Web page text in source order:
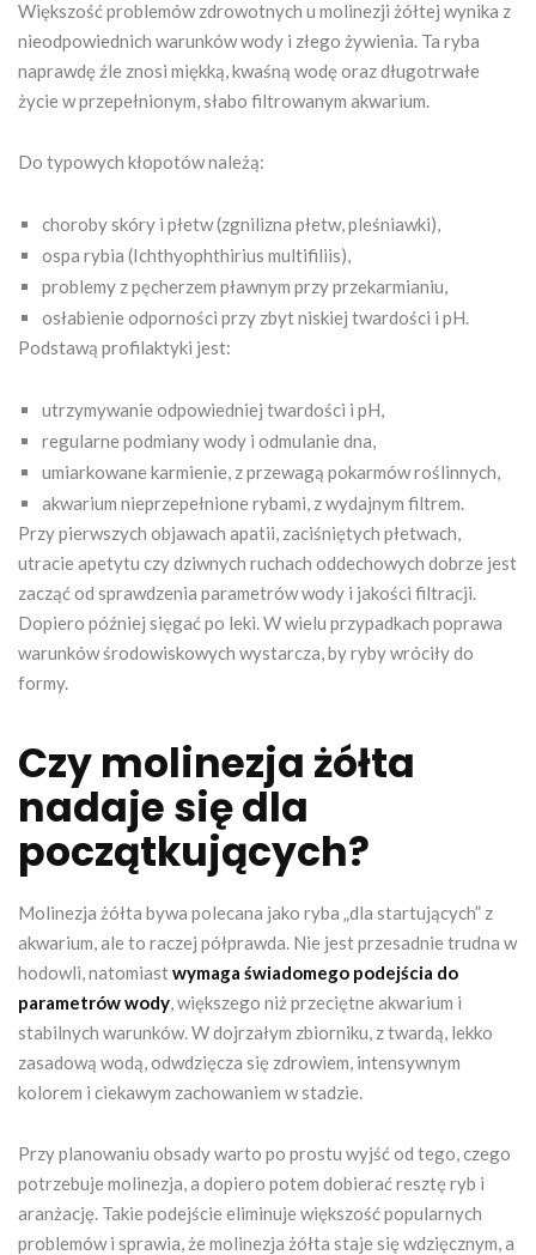
Większość problemów zdrowotnych u molinezji żółtej wynika z
nieodpowiednich warunków wody i złego żywienia. Ta ryba
naprawdę źle znosi miękką, kwaśną wodę oraz długotrwałe
życie w przepełnionym, słabo filtrowanym akwarium.
Do typowych kłopotów należą:
choroby skóry i płetw (zgnilizna płetw, pleśniawki),
ospa rybia (Ichthyophthirius multifiliis),
problemy z pęcherzem pławnym przy przekarmianiu,
osłabienie odporności przy zbyt niskiej twardości i pH.
Podstawą profilaktyki jest:
utrzymywanie odpowiedniej twardości i pH,
regularne podmiany wody i odmulanie dna,
umiarkowane karmienie, z przewagą pokarmów roślinnych,
akwarium nieprzepełnione rybami, z wydajnym filtrem.
Przy pierwszych objawach apatii, zaciśniętych płetwach,
utracie apetytu czy dziwnych ruchach oddechowych dobrze jest
zacząć od sprawdzenia parametrów wody i jakości filtracji.
Dopiero później sięgać po leki. W wielu przypadkach poprawa
warunków środowiskowych wystarcza, by ryby wróciły do
formy.
Czy molinezja żółta
nadaje się dla
początkujących?
Molinezja żółta bywa polecana jako ryba „dla startujących” z
akwarium, ale to raczej półprawda. Nie jest przesadnie trudna w
hodowli, natomiastwymaga świadomego podejścia do
parametrów wody, większego niż przeciętne akwarium i
stabilnych warunków. W dojrzałym zbiorniku, z twardą, lekko
zasadową wodą, odwdzięcza się zdrowiem, intensywnym
kolorem i ciekawym zachowaniem w stadzie.
Przy planowaniu obsady warto po prostu wyjść od tego, czego
potrzebuje molinezja, a dopiero potem dobierać resztę ryb i
aranżację. Takie podejście eliminuje większość popularnych
problemów i sprawia, że molinezja żółta staje się wdzięcznym, a